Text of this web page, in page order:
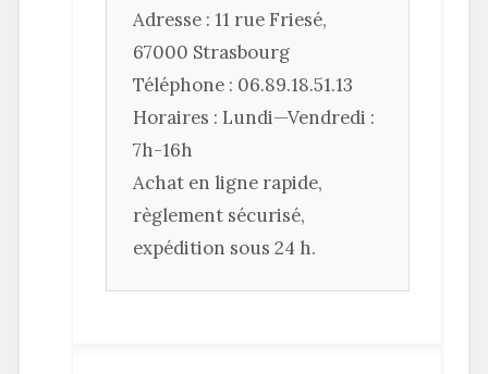
Adresse : 11 rue Friesé,
67000 Strasbourg
Téléphone : 06.89.18.51.13
Horaires : Lundi—Vendredi :
7h-16h
Achat en ligne rapide,
règlement sécurisé,
expédition sous 24 h.